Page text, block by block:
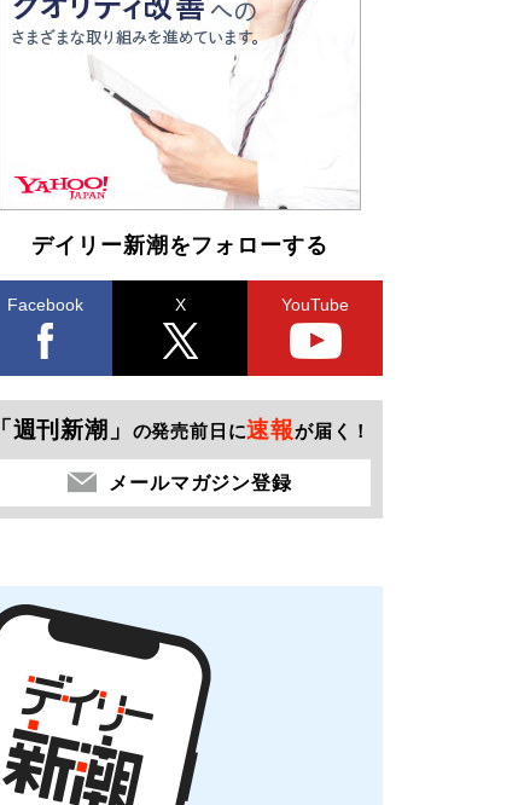
デイリー新潮をフォローする
Facebook X YouTube
「週刊新潮」 の発売前日に速報が届く！
メールマガジン登録